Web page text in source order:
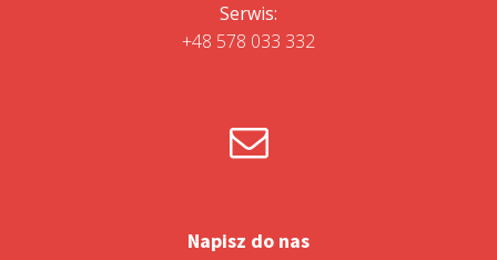
Serwis:
+48 578 033 332
Napisz do nas